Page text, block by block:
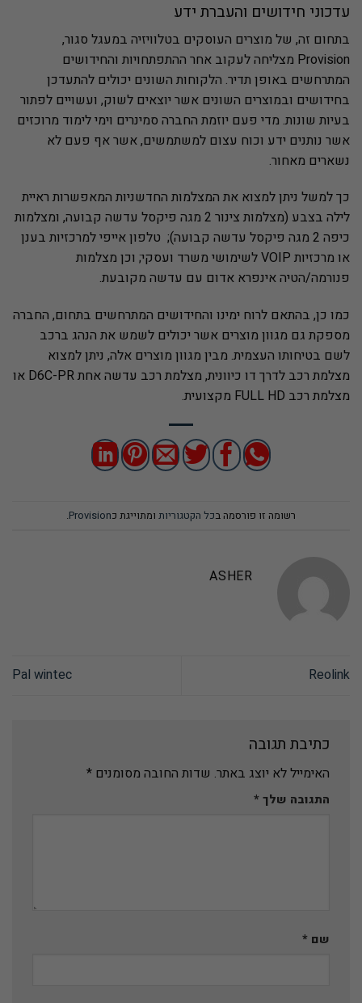
עדכוני חידושים והעברת ידע
בתחום זה, של מוצרים העוסקים בטלוויזיה במעגל סגור,
Provision מצליחה לעקוב אחר ההתפתחויות והחידושים
המתרחשים באופן תדיר. הלקוחות השונים יכולים להתעדכן
בחידושים ובמוצרים השונים אשר יוצאים לשוק, ועשויים לפתור
בעיות שונות. מדי פעם יוזמת החברה סמינרים וימי לימוד מרוכזים
אשר נותנים ידע וכוח עצום למשתמשים, אשר אף פעם לא
נשארים מאחור.
כך למשל ניתן למצוא את המצלמות החדשניות המאפשרות ראיית
לילה בצבע (מצלמות צינור 2 מגה פיקסל עדשה קבועה, ומצלמות
כיפה 2 מגה פיקסל עדשה קבועה); טלפון אייפי למרכזיות בענן
או מרכזיות VOIP לשימושי משרד ועסקי; וכן מצלמות
פנורמה/הטיה אינפרא אדום עם עדשה מקובעת.
כמו כן, בהתאם לרוח ימינו והחידושים המתרחשים בתחום, החברה
מספקת גם מגוון מוצרים אשר יכולים לשמש את הנהג ברכב
לשם בטיחותו העצמית. מבין מגוון מוצרים אלה, ניתן למצוא
מצלמת רכב לדרך דו כיוונית, מצלמת רכב עדשה אחת D6C-PR או
מצלמת רכב FULL HD מקצועית.
רשומה זו פורסמה בכל הקטגוריות ומתוייגת כProvision
.
ASHER
Reolink
Pal wintec
כתיבת תגובה
האימייל לא יוצג באתר. שדות החובה מסומנים *
התגובה שלך*
שם *